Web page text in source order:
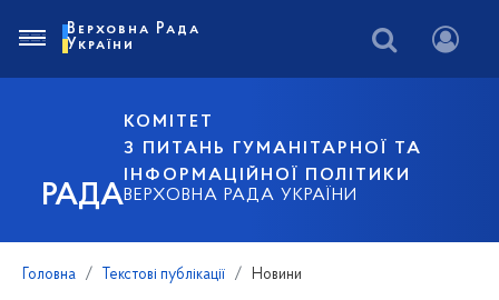
РАДА
КОМІТЕТ
З ПИТАНЬ ГУМАНІТАРНОЇ ТА
ІНФОРМАЦІЙНОЇ ПОЛІТИКИ
ВЕРХОВНА РАДА УКРАЇНИ
Верховна Рада
України
Головна Текстові публікації Новини